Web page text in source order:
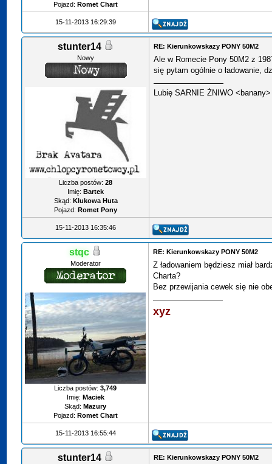
Pojazd: Romet Chart
15-11-2013 16:29:39
stunter14
Nowy
Liczba postów:28
Imię: Bartek
Skąd: Klukowa Huta
Pojazd: Romet Pony
RE: Kierunkowskazy PONY 50M2
Ale w Romecie Pony 50M2 z
się pytam ogólnie o ładowanie,
Lubię SARNIE ŻNIWO
15-11-2013 16:35:46
stqc
Moderator
Liczba postów:3,749
Imię: Maciek
Skąd: Mazury
Pojazd: Romet Chart
RE: Kierunkowskazy PONY 50M2
Z ładowaniem będziesz miał
Charta?
Bez przewijania cewek się nie
xyz
15-11-2013 16:55:44
stunter14 RE: Kierunkowskazy PONY 50M2